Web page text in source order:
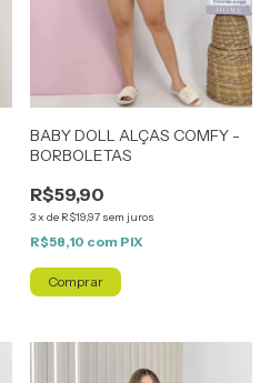
BABY DOLL ALÇAS COMFY -
BORBOLETAS
R$59,90
3x de R$19,97 sem juros
R$58,10 com PIX
Comprar